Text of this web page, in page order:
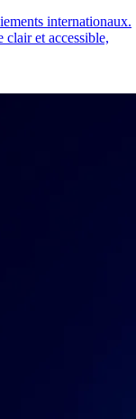
internationaux.
clair et accessible,